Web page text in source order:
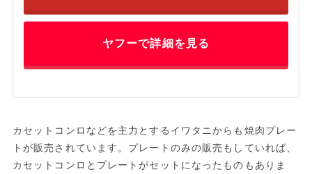
ヤフーで詳細を見る
カセットコンロなどを主力とするイワタニからも焼肉プレー
トが販売されています。プレートのみの販売もしていれば、
カセットコンロとプレートがセットになったものもありま